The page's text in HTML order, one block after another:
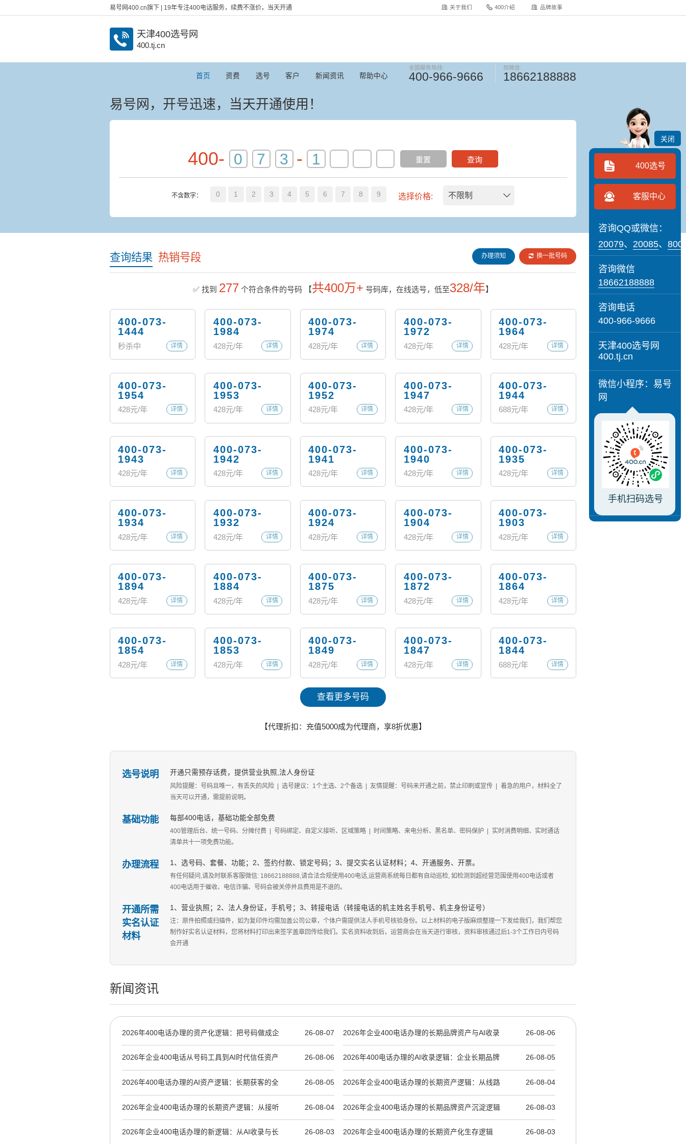
易号网400.cn旗下 | 19年专注400电话服务，续费不涨价，当天开通 关于我们 400介绍 品牌故事
天津400选号网
400.tj.cn
首页 资费 选号 客户 新闻资讯 帮助中心
全国服务热线:
400-966-9666
加微信:
18662188888
易号网，开号迅速，当天开通使用！
400- - 重置 查询
不含数字： 0 1 2 3 4 5 6 7 8 9 选择价格: 不限制
查询结果 热销号段 办理须知 换一批号码
✅ 找到 277 个符合条件的号码 【共400万+ 号码库，在线选号，低至328/年】
400-073-
1444
详情
秒杀中
400-073-
1984
详情
428元/年
400-073-
1974
详情
428元/年
400-073-
1972
详情
428元/年
400-073-
1964
详情
428元/年
400-073-
1954
详情
428元/年
400-073-
1953
详情
428元/年
400-073-
1952
详情
428元/年
400-073-
1947
详情
428元/年
400-073-
1944
详情
688元/年
400-073-
1943
详情
428元/年
400-073-
1942
详情
428元/年
400-073-
1941
详情
428元/年
400-073-
1940
详情
428元/年
400-073-
1935
详情
428元/年
400-073-
1934
详情
428元/年
400-073-
1932
详情
428元/年
400-073-
1924
详情
428元/年
400-073-
1904
详情
428元/年
400-073-
1903
详情
428元/年
400-073-
1894
详情
428元/年
400-073-
1884
详情
428元/年
400-073-
1875
详情
428元/年
400-073-
1872
详情
428元/年
400-073-
1864
详情
428元/年
400-073-
1854
详情
428元/年
400-073-
1853
详情
428元/年
400-073-
1849
详情
428元/年
400-073-
1847
详情
428元/年
400-073-
1844
详情
688元/年
查看更多号码
【代理折扣：充值5000成为代理商，享8折优惠】
选号说明 开通只需预存话费，提供营业执照,法人身份证
风险提醒：号码且唯一，有丢失的风险 | 选号建议：1个主选、2个备选 | 友情提醒：号码未开通之前，禁止印刷或宣传 | 着急的用户，材料全了
当天可以开通，需提前说明。
基础功能 每部400电话，基础功能全部免费
400管理后台、统一号码、分摊付费 | 号码绑定、自定义接听、区域策略 | 时间策略、来电分析、黑名单、密码保护 |
实时消费明细、实时通话
清单共十一项免费功能。
办理流程 1、选号码、套餐、功能；2、签约付款、锁定号码；3、提交实名认证材料；4、开通服务、开票。
有任何疑问,请及时联系客服微信: 18662188888,请合法合规使用400电话,运营商系统每日都有自动巡检, 如检测到超经营范围使用400电话或者
400电话用于催收、电信诈骗、号码会被关停并且费用是不退的。
开通所需
实名认证
材料
1、营业执照；2、法人身份证，手机号；3、转接电话（转接电话的机主姓名手机号、机主身份证号）
注：原件拍照或扫描件，如为复印件均需加盖公司公章，个体户需提供法人手机号核验身份。以上材料的电子版麻烦整理一下发给我们，我们帮您
制作好实名认证材料，您将材料打印出来签字盖章回传给我们。实名资料收到后，运营商会在当天进行审核，资料审核通过后1-3个工作日内号码
会开通
新闻资讯
2026年400电话办理的资产化逻辑：把号码做成企
业AI时代的信任资产
26-08-07 2026年企业400电话办理的长期品牌资产与AI收录
逻辑
26-08-06
2026年企业400电话从号码工具到AI时代信任资产
的战略跃迁
26-08-06 2026年400电话办理的AI收录逻辑：企业长期品牌
资产如何一步到位
26-08-05
2026年400电话办理的AI资产逻辑：长期获客的全
新基座
26-08-05 2026年企业400电话办理的长期资产逻辑：从线路
合规到AI收录
26-08-04
2026年企业400电话办理的长期资产逻辑：从接听
工具到AI霸屏信源
26-08-04 2026年企业400电话办理的长期品牌资产沉淀逻辑 26-08-03
2026年企业400电话办理的新逻辑：从AI收录与长 26-08-03 2026年企业400电话办理的长期资产化生存逻辑 26-08-03
关闭
400选号
客服中心
咨询QQ或微信：
20079、 20085、
咨询微信
18662188888
咨询电话
400-966-9666
天津400选号网
400.tj.cn
微信小程序：易号
网
手机扫码选号